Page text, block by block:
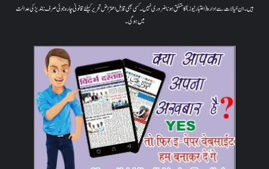
ہیں۔ ان خیالات سے ادارہ (اعتبار نیوز) کا متفق ہونا ضروری نہیں۔ کسی بھی قابل اعتراض تحریر کیلئے قانونی چارہ جوئی صرف ناندیڑ کی عدالت
میں ہوگی۔